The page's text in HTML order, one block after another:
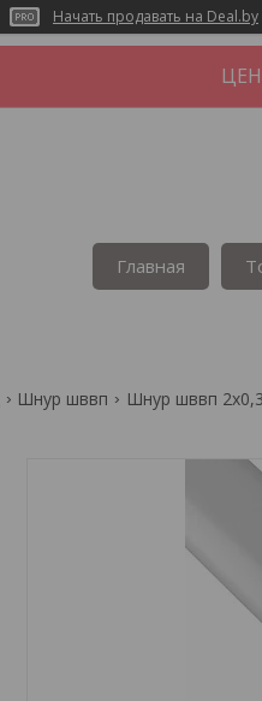
Начать продавать на Deal.by
Главная
Шнур шввп Шнур шввп